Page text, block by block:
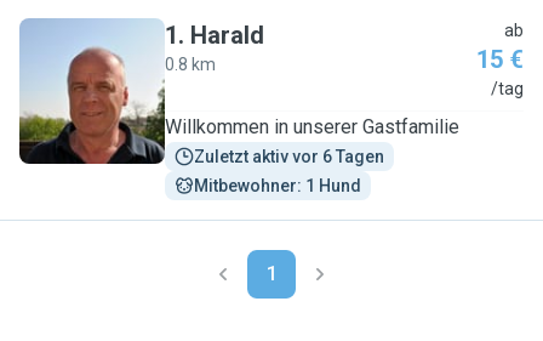
H
1. Harald
0.8 km
ab
15 €
/tag
Willkommen in unserer Gastfamilie
Zuletzt aktiv vor 6 Tagen
Mitbewohner: 1 Hund
1